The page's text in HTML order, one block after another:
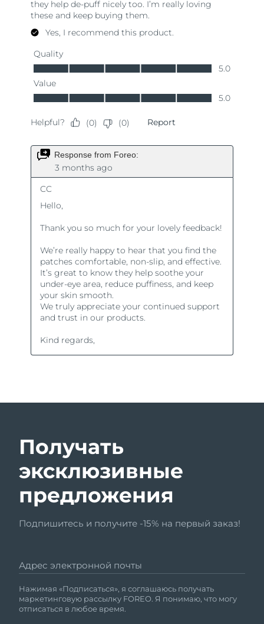
Получать
эксклюзивные
предложения
Подпишитесь и получите -15% на первый заказ!
Адрес электронной почты
Нажимая «Подписаться», я соглашаюсь получать
маркетинговую рассылку FOREO. Я понимаю, что могу
отписаться в любое время.